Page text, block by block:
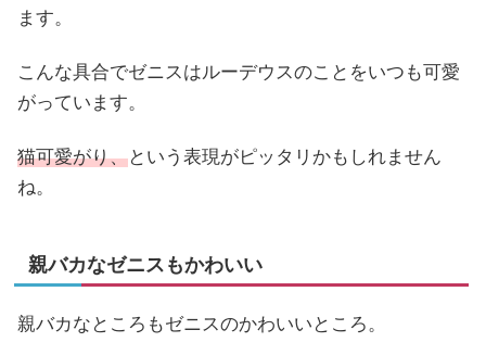
ます。
こんな具合でゼニスはルーデウスのことをいつも可愛
がっています。
猫可愛がり、という表現がピッタリかもしれません
ね。
親バカなゼニスもかわいい
親バカなところもゼニスのかわいいところ。